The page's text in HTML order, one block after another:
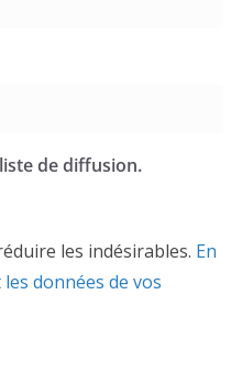
de diffusion.
les indésirables. En
données de vos